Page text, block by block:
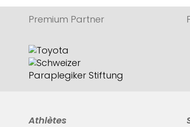
Premium Partner
Athlètes